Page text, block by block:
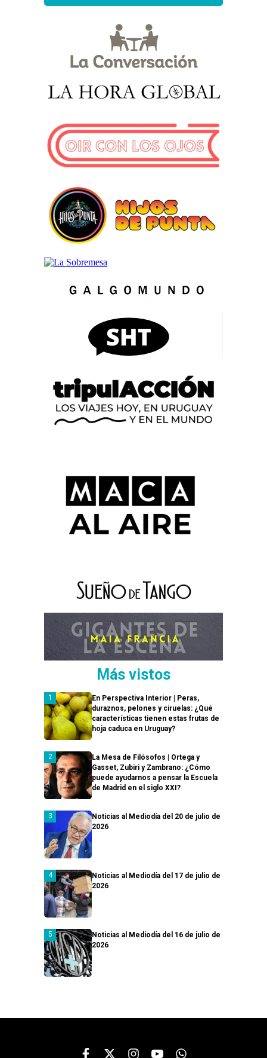
Más vistos
En Perspectiva Interior | Peras,
duraznos, pelones y ciruelas: ¿Qué
características tienen estas frutas de
hoja caduca en Uruguay?
La Mesa de Filósofos | Ortega y
Gasset, Zubiri y Zambrano: ¿Cómo
puede ayudarnos a pensar la Escuela
de Madrid en el siglo XXI?
Noticias al Mediodía del 20 de julio de
2026
Noticias al Mediodía del 17 de julio de
2026
Noticias al Mediodía del 16 de julio de
2026